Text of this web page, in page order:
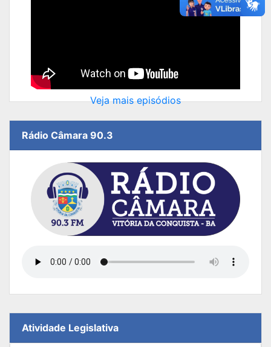
Veja mais episódios
Rádio Câmara 90.3
Atividade Legislativa